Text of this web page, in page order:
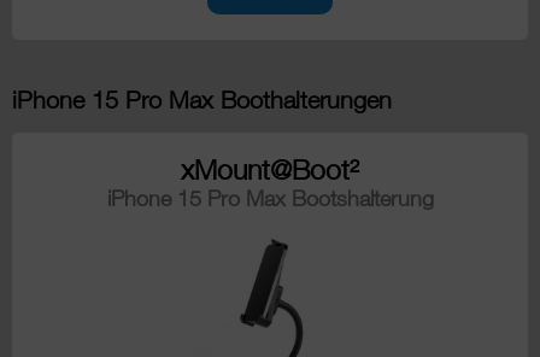
iPhone 15 Pro Max Boothalterungen
xMount@Boot²
iPhone 15 Pro Max Bootshalterung